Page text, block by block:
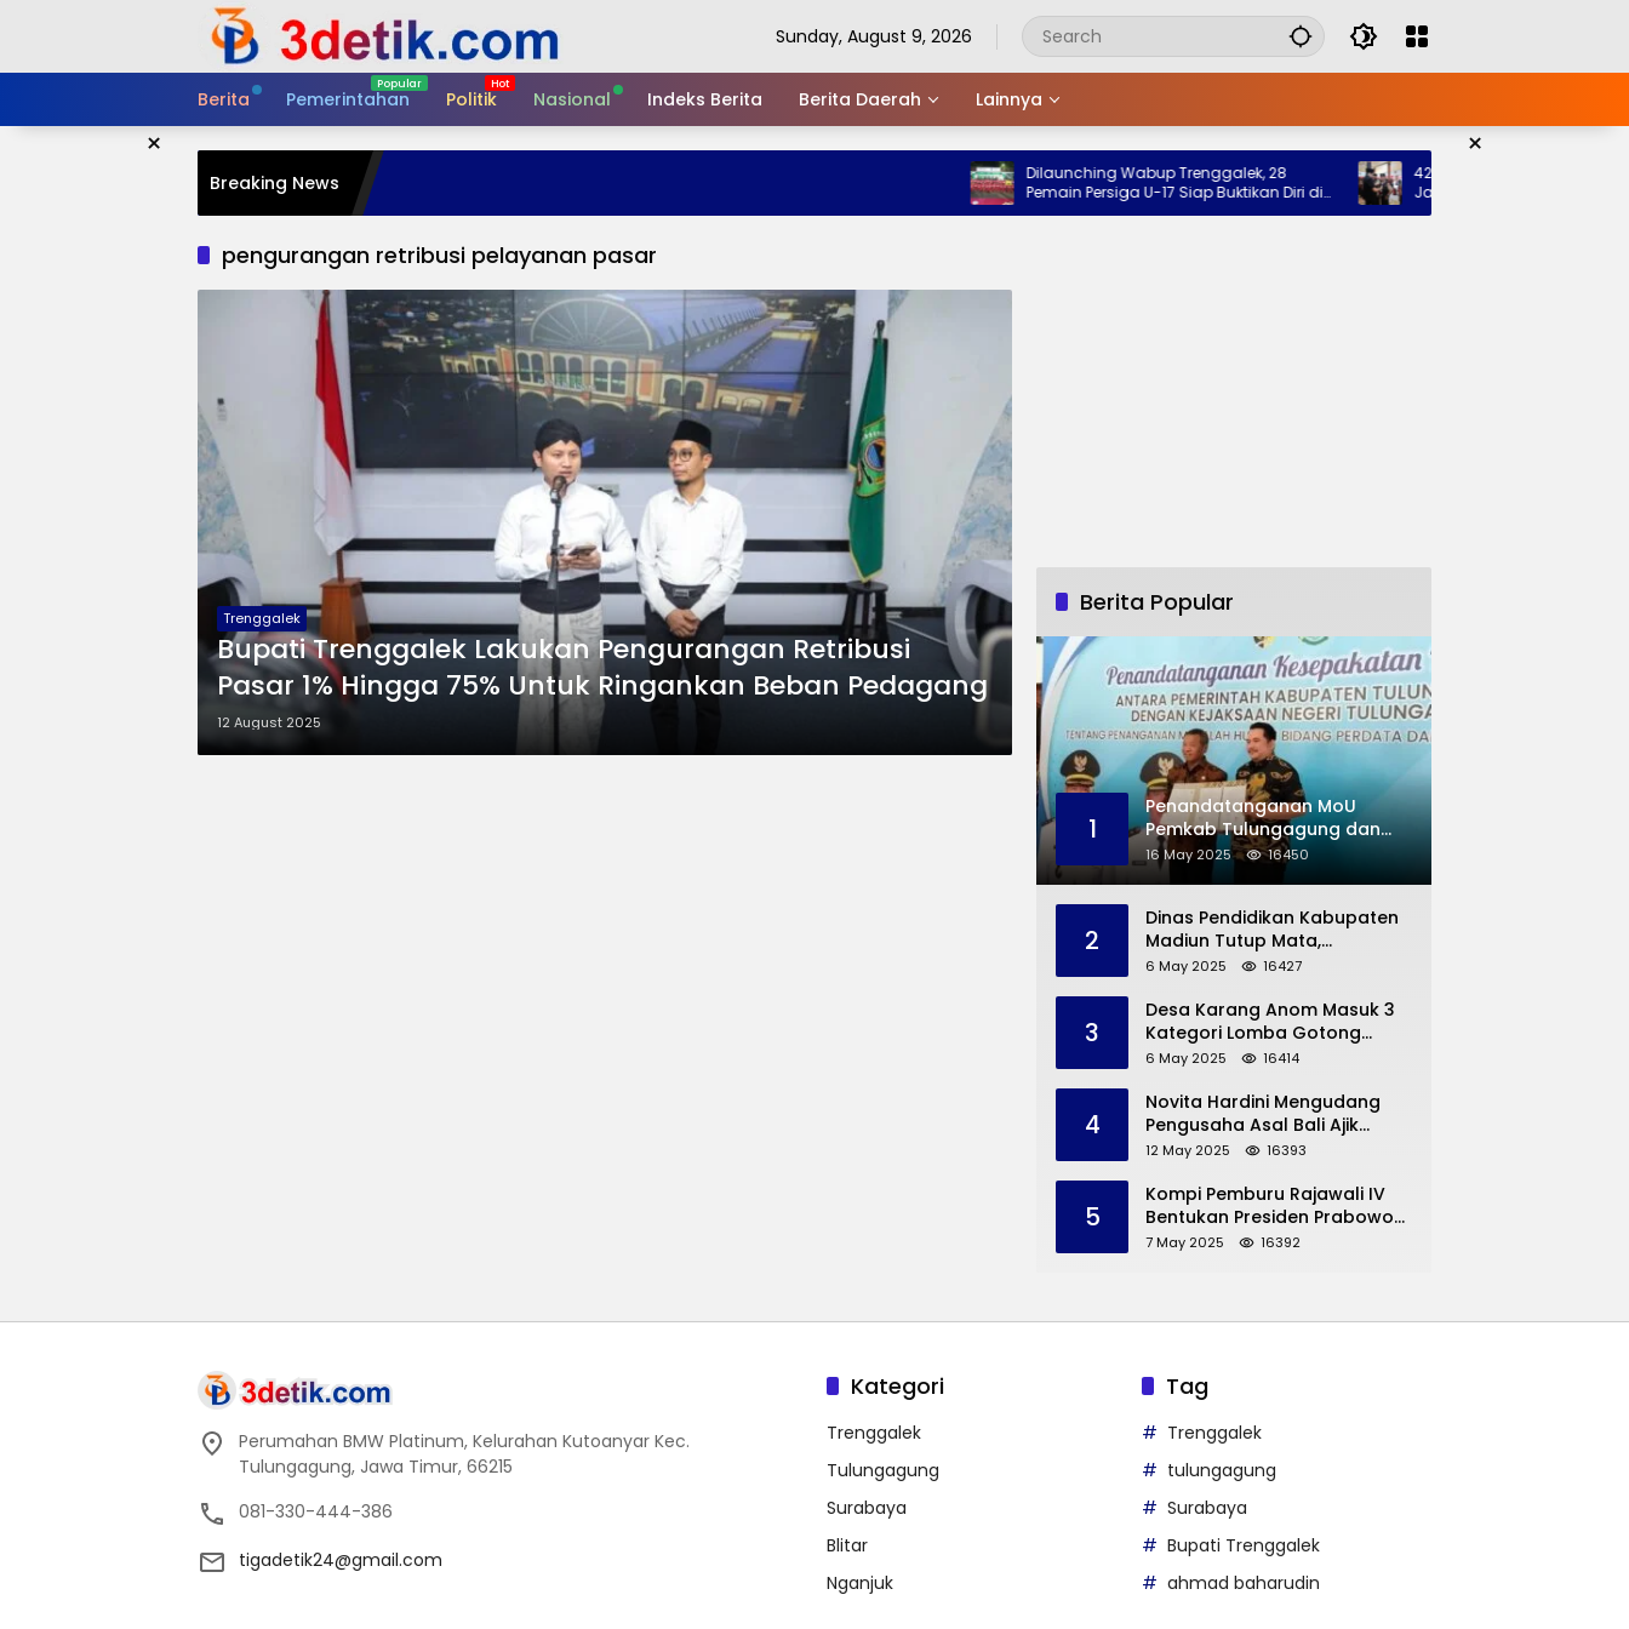
Sunday, August 9, 2026
Berita Pemerintahan Politik Nasional Indeks Berita Berita Daerah Lainnya
× ×
Breaking News
Dilaunching Wabup Trenggalek, 28
Pemain Persiga U-17 Siap Buktikan Diri di
Piala Suratin
42 Pramuka Trenggalek Berangkat
Jamnas 2026, Wabup Titip Pesan
Nama Baik Daerah
pengurangan retribusi pelayanan pasar
Trenggalek
Bupati Trenggalek Lakukan Pengurangan Retribusi
Pasar 1% Hingga 75% Untuk Ringankan Beban Pedagang
12 August 2025
Berita Popular
1
Penandatanganan MoU
Pemkab Tulungagung dan
Kejaksaan Negeri
16 May 2025 16450
2
Dinas Pendidikan Kabupaten
Madiun Tutup Mata,
Bangunan SD Roboh Kades
Dana Pribadi
6 May 2025 16427
3
Desa Karang Anom Masuk 3
Kategori Lomba Gotong
Royong Provinsi Jatim, Ini
Trenggalek
6 May 2025 16414
4
Novita Hardini Mengudang
Pengusaha Asal Bali Ajik
Krisna, Berbagi Ilmu
dan UMKM Trenggalek
12 May 2025 16393
5
Kompi Pemburu Rajawali IV
Bentukan Presiden Prabowo
Reuni
7 May 2025 16392
Perumahan BMW Platinum, Kelurahan Kutoanyar Kec.
Tulungagung, Jawa Timur, 66215
081-330-444-386
tigadetik24@gmail.com
Kategori
Trenggalek
Tulungagung
Surabaya
Blitar
Nganjuk
Tag
Trenggalek
tulungagung
Surabaya
Bupati Trenggalek
ahmad baharudin